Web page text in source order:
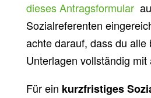
dieses Antragsformular
Sozialreferenten
achte darauf, dass du alle
Unterlagen vollständig mit
Für ein kurzfristiges